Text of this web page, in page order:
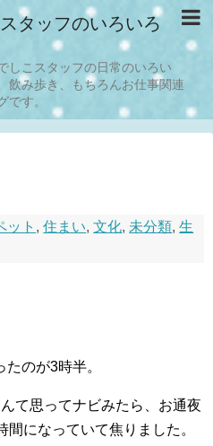
タッフのいろいろ
しこスタッフの日常のいろい
飲み歩き、もちろんお仕事関連
です。
ット ,住まい,文化, 未分類,生
のが3時半。
て思ってナビみたら、お通夜
になっていて焦りました。